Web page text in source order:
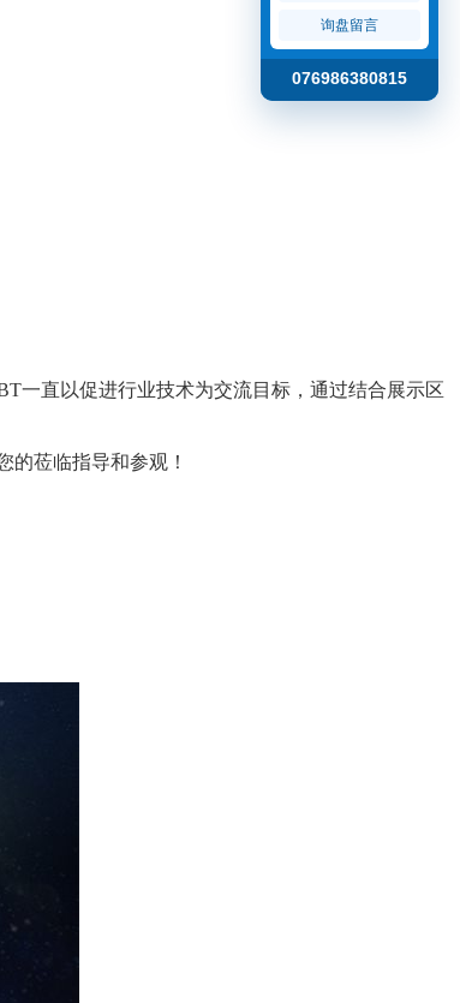
一直以促进行业技术为交流目标，通过结合展示区
莅临指导和参观！
询盘留言
076986380815